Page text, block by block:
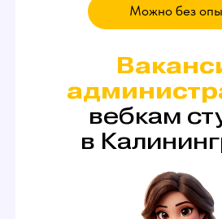
Вакансия
вебкам студии
в Калининграде